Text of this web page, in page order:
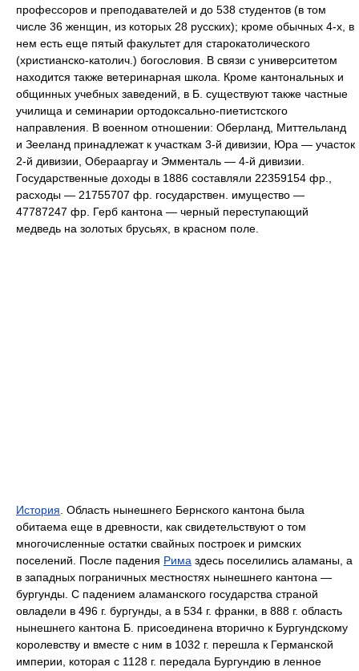
профессоров и преподавателей и до 538 студентов (в том
числе 36 женщин, из которых 28 русских); кроме обычных 4-х, в
нем есть еще пятый факультет для старокатолического
(христианско-католич.) богословия. В связи с университетом
находится также ветеринарная школа. Кроме кантональных и
общинных учебных заведений, в Б. существуют также частные
училища и семинарии ортодоксально-пиетистского
направления. В военном отношении: Оберланд, Миттельланд
и Зееланд принадлежат к участкам 3-й дивизии, Юра — участок
2-й дивизии, Оберааргау и Эмменталь — 4-й дивизии.
Государственные доходы в 1886 составляли 22359154 фр.,
расходы — 21755707 фр. государствен. имущество —
47787247 фр. Герб кантона — черный переступающий
медведь на золотых брусьях, в красном поле.
История . Область нынешнего Бернского кантона была
обитаема еще в древности, как свидетельствуют о том
многочисленные остатки свайных построек и римских
поселений. После падения Рима здесь поселились аламаны, а
в западных пограничных местностях нынешнего кантона —
бургунды. С падением аламанского государства страной
овладели в 496 г. бургунды, а в 534 г. франки, в 888 г. область
нынешнего кантона Б. присоединена вторично к Бургундскому
королевству и вместе с ним в 1032 г. перешла к Германской
империи, которая с 1128 г. передала Бургундию в ленное